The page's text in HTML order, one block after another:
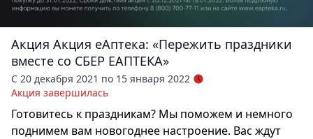
Акция Акция еАптека: «Пережить праздники
вместе со СБЕР ЕАПТЕКА»
С 20 декабря 2021 по 15 января 2022
Акция завершилась
Готовитесь к праздникам? Мы поможем и немного
поднимем вам новогоднее настроение. Вас ждут